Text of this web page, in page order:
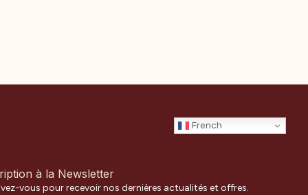
French
à la Newsletter
vous pour recevoir nos dernières actualités et offres.